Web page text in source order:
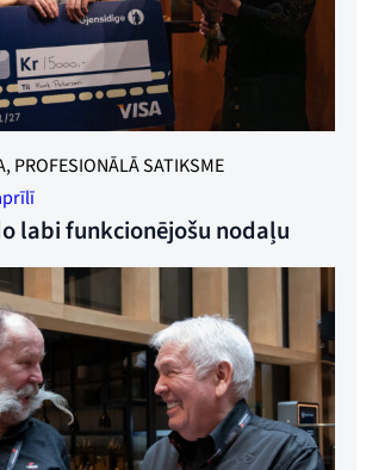
PĀRBAUDE: Kurts Pedersens saņem balvu
no Gjensidige un arodbiedrības
Foto: Øyvind Henriksen
PROFESIONĀLĀ SATIKSME
labi funkcionējošu nodaļu